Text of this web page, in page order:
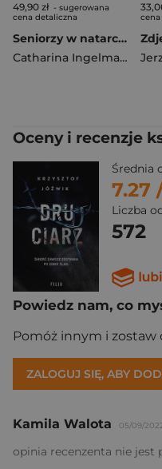
49,90 zł - sugerowana
cena detaliczna
Seniorzy w natarciu. Emerycka szajka. Tom 1 wyd. 2026
Catharina Ingelman-Sundberg
Oceny i recenzje
Średnia
7.27
Liczba
572
Powiedz nam, co
Pomóż innym i zostaw
ZALOGUJ SIĘ, ABY
Kamila Walota 05/09/
opinia recenzenta nie jest